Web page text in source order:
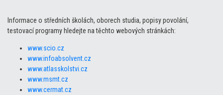
Informace o středních školách, oborech studia, popisy povolání,
testovací programy hledejte na těchto webových stránkách:
www.scio.cz
www.infoabsolvent.cz
www.atlasskolstvi.cz
www.msmt.cz
www.cermat.cz